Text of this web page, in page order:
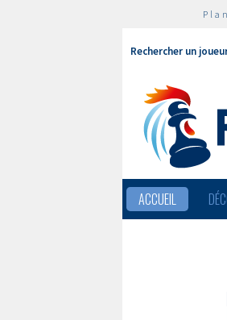
Rechercher un
ACCUEIL